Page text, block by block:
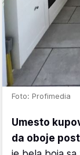
Foto: Profimedia
Umesto
da oboje